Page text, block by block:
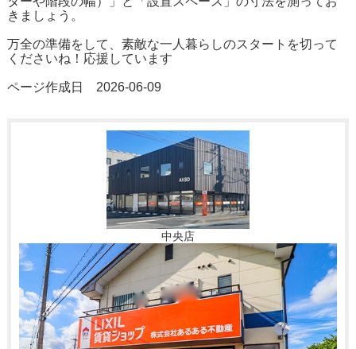
きましょう。
万全の準備をして、素敵な一人暮らしのスタートを切って
くださいね！応援しています
ページ作成日 2026-06-09
中央店